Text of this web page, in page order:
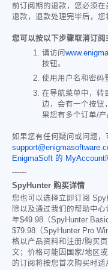
前订阅期的退款，您必须
退款，退款处理完毕后，您
您可以按以下步骤取消订阅
请访问
按钮。
使用用户名和密码
在导航菜单中，转
边，会有一个按钮
果您有多个订单/产
如果您有任何疑问或问题，
EnigmaSoft 的 MyAccount
------
SpyHunter 购买详情
您也可以选择立即订阅
除以及通过我们的帮助中
年$49.98 （SpyHunter
$79.98 （SpyHunter Pro
格以产品资料和注册/购买
文；价格可能因国家/地区
的订阅将按您首次购买时适